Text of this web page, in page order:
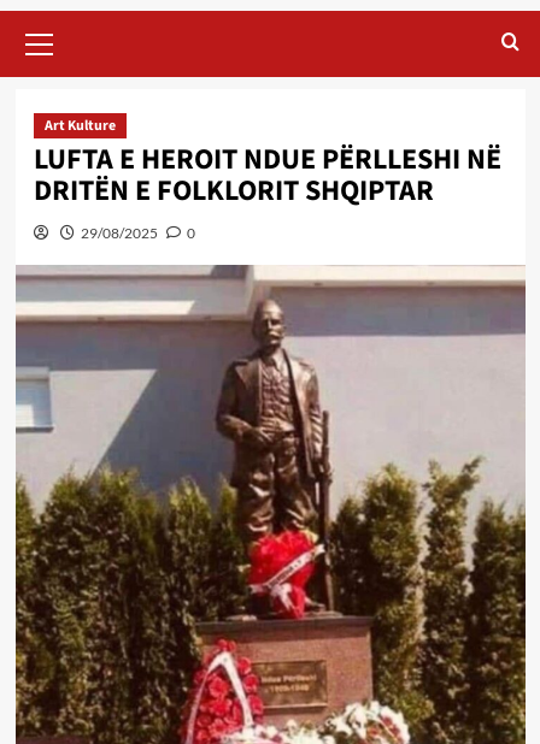
Menu
Art Kulture
LUFTA E HEROIT NDUE PËRLLESHI NË
DRITËN E FOLKLORIT SHQIPTAR
29/08/2025 0